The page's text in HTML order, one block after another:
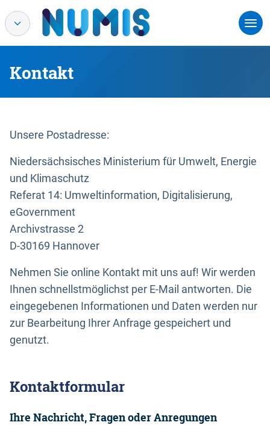
Kontakt
Unsere Postadresse:
Niedersächsisches Ministerium für Umwelt, Energie
und Klimaschutz
Referat 14: Umweltinformation, Digitalisierung,
eGovernment
Archivstrasse 2
D-30169 Hannover
Nehmen Sie online Kontakt mit uns auf! Wir werden
Ihnen schnellstmöglichst per E-Mail antworten. Die
eingegebenen Informationen und Daten werden nur
zur Bearbeitung Ihrer Anfrage gespeichert und
genutzt.
Kontaktformular
Ihre Nachricht, Fragen oder Anregungen